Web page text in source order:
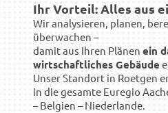
Ihr Vorteil: Alles aus
Wir analysieren, planen,
überwachen –
damit aus Ihren Plänen ein
wirtschaftliches Gebäude
Unser Standort in Roetgen
in die gesamte Euregio
– Belgien – Niederlande.